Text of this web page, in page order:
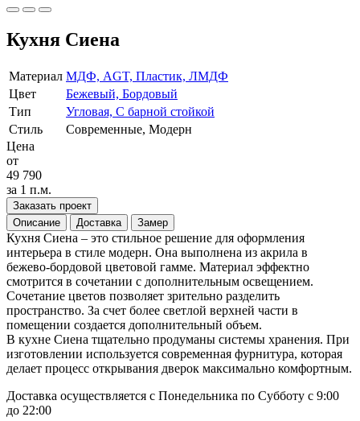
Кухня Сиена
Материал МДФ, AGT, Пластик, ЛМДФ
Цвет
Бежевый, Бордовый
Тип
Угловая, С барной стойкой
Стиль
Современные, Модерн
Цена
от
49 790
за 1 п.м.
Заказать проект
Описание
Доставка Замер
Кухня Сиена – это стильное решение для оформления
интерьера в стиле модерн. Она выполнена из акрила в
бежево-бордовой цветовой гамме. Материал эффектно
смотрится в сочетании с дополнительным освещением.
Сочетание цветов позволяет зрительно разделить
пространство. За счет более светлой верхней части в
помещении создается дополнительный объем.
В кухне Сиена тщательно продуманы системы хранения. При
изготовлении используется современная фурнитура, которая
делает процесс открывания дверок максимально комфортным.
Доставка осуществляется с Понедельника по Субботу с 9:00
до 22:00